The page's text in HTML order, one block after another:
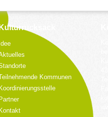
Kulturrucksack
Idee
Kommunen
Koordinierungsstelle
Partner
Kontakt